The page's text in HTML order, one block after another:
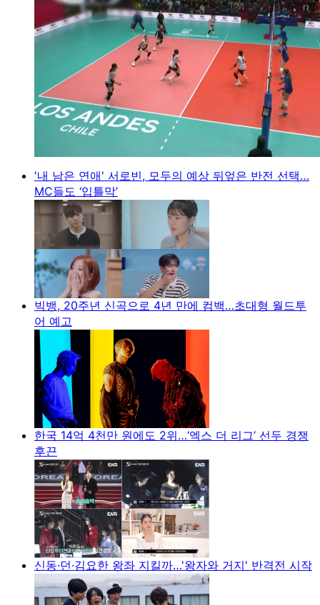
'내 남은 연애' 서로빈, 모두의 예상 뒤엎은 반전 선택…
MC들도 ‘입틀막’
빅뱅, 20주년 신곡으로 4년 만에 컴백…초대형 월드투
어 예고
한국 14억 4천만 원에도 2위…‘엑스 더 리그’ 선두 경쟁
후끈
신동·던·김요한 왕좌 지킬까…'왕자와 거지' 반격전 시작